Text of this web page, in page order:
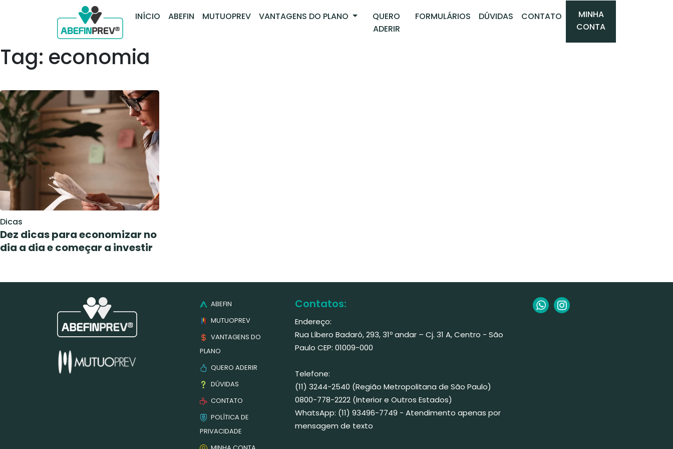
INÍCIO ABEFIN MUTUOPREV VANTAGENS DO PLANO
QUERO
ADERIR
FORMULÁRIOS DÚVIDAS CONTATO
MINHA
CONTA
Tag: economia
Dicas
Dez dicas para economizar no
dia a dia e começar a investir
ABEFIN
MUTUOPREV
VANTAGENS DO
PLANO
QUERO ADERIR
DÚVIDAS
CONTATO
POLÍTICA DE
PRIVACIDADE
Contatos:
Endereço:
Rua Líbero Badaró, 293, 31º andar – Cj. 31 A, Centro - São
Paulo CEP: 01009-000
Telefone:
(11) 3244-2540 (Região Metropolitana de São Paulo)
0800-778-2222 (Interior e Outros Estados)
WhatsApp: (11) 93496-7749 - Atendimento apenas por
mensagem de texto